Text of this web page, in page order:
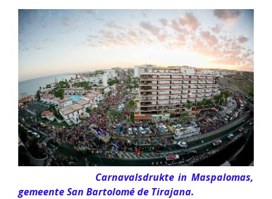
Carnavalsdrukte in Maspalomas,
gemeente San Bartolomé de Tirajana.